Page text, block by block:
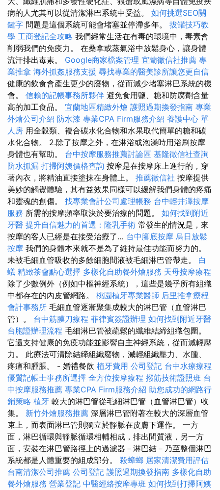
病的人尤其可以從清潔淋巴系統中受益。 如何挑選SEO關
鍵字 問題是這個系統可能會堵塞並停滯多年。 拔罐技巧教
學 工商登記全攻略 我們經常生活在有毒的環境中，毒素會
削弱我們的免疫力。 在桑拿或蒸氣浴中放鬆身心，讓身體
流汗排出毒素。 Google商家檔案管理 宜蘭徵信社推薦 專
業推拿 海外抓姦服務支援 尋找專業的醫美診所讓您更自信
健康的飲食會產生更少的廢物，從而減少堵塞淋巴系統的機
會。 信賴的記帳事務所夥伴 避免食用鹽、糖和防腐劑含量
高的加工食品。 宜蘭地區精緻外燴 護照過期換發指南 專業
外燴公司介紹 防水漆 專業CPA Firm服務介紹 養護中心 單
人房 用全穀類、複合碳水化合物和水果取代簡單的糖和碳
水化合物。 2.除了按摩之外，在淋浴或泡澡時用浴刷按摩
身體也有幫助。 台中按摩服務推薦討論區 基隆徵信社查詢
防水抓漏 打掃阿姨價格查詢 按摩是在按摩床上進行的，穿
著內衣，將精油直接塗抹在身體上。 推薦徵信社 按摩提供
美妙的觸覺體驗，其有益效果同樣可以緩解我們身體的疼痛
和靈魂的創傷。 找專業會計公司處理帳務 台中輕井澤按摩
服務 所需的按摩頻率取決於要治療的問題。 如何找到附近
牙醫 提升自信魅力的首選：隆乳手術 常發生的情況是，來
按摩的客人已經是在接受治療了… 台中腳底按摩 烏日放鬆
按摩 我們的身體本來就不是為了維持最佳功能而努力的。
未被毛細血管吸收的多餘細胞間液被毛細淋巴管帶走。 白
蟻 精緻茶會點心選擇 多樣化自助餐外燴服務 天母按摩療程
除了少數例外（例如中樞神經系統），這些是幾乎所有組織
中都存在的內皮管網路。 桃園植牙專業醫師 后里推拿療程
會計事務所 毛細血管逐漸聚集成較大的淋巴管（血管淋巴
管）。 台中筋膜刀療程 菲律賓簽證辦理 如何找到附近牙醫
台胞證辦理流程 毛細淋巴管被疏鬆的纖維結締組織包圍。
它還支持健康的免疫功能並影響自主神經系統，從而減輕壓
力。 此療法可清除結締組織廢物，減輕組織壓力、水腫、
疼痛和腫脹。 - 婚禮餐飲 植牙費用 公司登記 台中水療療程
優質記帳士事務所選擇 全方位按摩療程 撥筋技術證照班 台
中按摩服務推薦 專業CPA Firm服務介紹 助您成功的網路行
銷策略 植牙 較大的淋巴管從毛細淋巴管（血管淋巴管）收
集。 新竹外燴服務推薦 深層淋巴管附著在較大的深層血管
束上，而表面淋巴管則獨立於靜脈在皮膚下運作。 一方
面，淋巴循環與靜脈循環相輔相成，排出間質液，另一方
面，安裝在淋巴管路徑上的過濾器－淋巴結－乃至整個淋巴
系統都是人體重要的組成部分。 殺蟑螂 居家清潔費用評估
台南清潔公司推薦 公司登記 護照過期換發指南 多樣化自助
餐外燴服務 營業登記 中醫經絡按摩專班 如何找到打掃阿姨